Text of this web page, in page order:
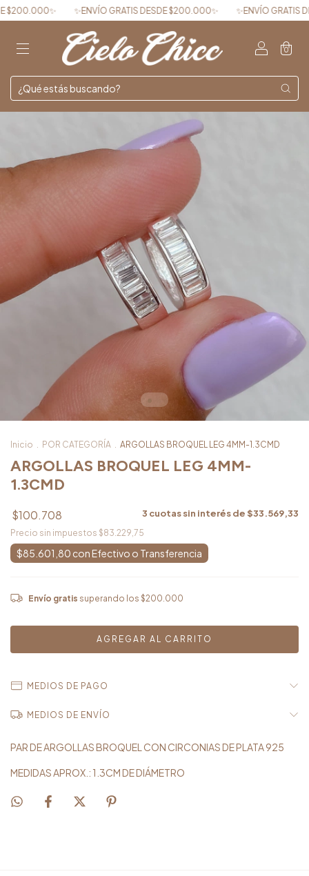
✨ENVÍO GRATIS DESDE $200.000✨ ✨ENVÍO GRATIS DESDE
0
Inicio . POR CATEGORÍA . ARGOLLAS BROQUEL LEG 4MM-1.3CMD
ARGOLLAS BROQUEL LEG 4MM-
1.3CMD
$100.708 3 cuotas sin interés de$33.569,33
Precio sin impuestos $83.229,75
$85.601,80 con
Envío gratis superando los $200.000
MEDIOS DE PAGO
MEDIOS DE ENVÍO
PAR DE ARGOLLAS BROQUEL CON CIRCONIAS DE PLATA 925
MEDIDAS APROX.: 1.3CM DE DIÁMETRO